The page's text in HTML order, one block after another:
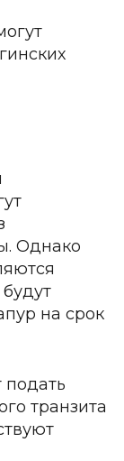
Однако
на срок
транзита